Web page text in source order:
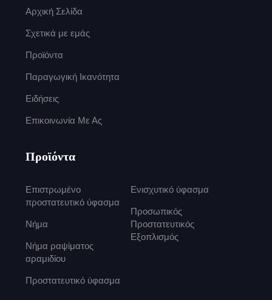
Αρχική Σελίδα
Σχετικά με εμάς
Προϊόντα
Παραγωγική Ικανότητα
Ειδήσεις
Επικοινωνία Με Ας
Προϊόντα
Επιστρωμένο
προστατευτικό ύφασμα
Νήμα
Νήμα ραψίματος
αραμιδίου
Προστατευτικό ύφασμα
Ενισχυτικό ύφασμα
Προσωπικός
Προστατευτικός
Εξοπλισμός